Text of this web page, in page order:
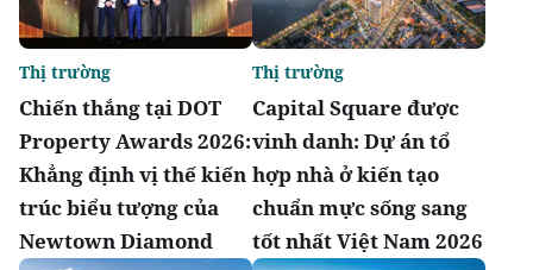
Chiến thắng tại DOT
Property Awards 2026:
Khẳng định vị thế kiến
trúc biểu tượng của
Newtown Diamond
Thị trường
Capital Square được
vinh danh: Dự án tổ
hợp nhà ở kiến tạo
chuẩn mực sống sang
tốt nhất Việt Nam 2026
Thị trường